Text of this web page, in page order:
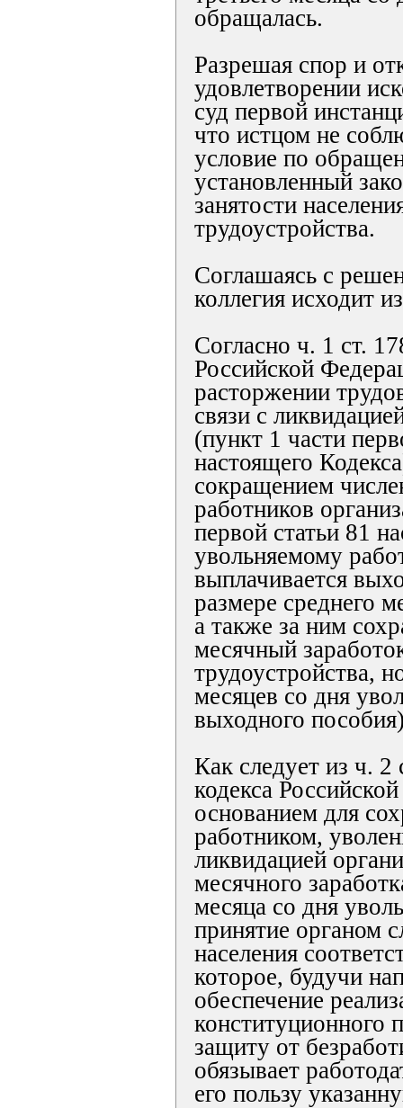
обращалась.
Разрешая спор и
удовлетворении
суд первой
что истцом не
условие по
установленный
занятости
трудоустройства.
Соглашаясь с
коллегия исходит
Согласно ч. 1 ст.
Российской
расторжении
связи с
(пункт 1 части
настоящего
сокращением
работников
первой статьи 81
увольняемому
выплачивается
размере среднего
а также за ним
месячный
трудоустройства,
месяцев со дня
выходного
Как следует из ч. 2
кодекса
основанием для
работником,
ликвидацией
месячного
месяца со дня
принятие органом
населения
которое, будучи
обеспечение
конституционного
защиту от
обязывает
его пользу